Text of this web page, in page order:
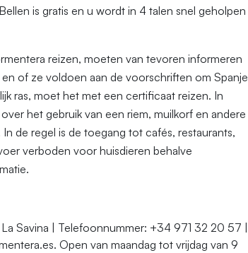
is gratis en u wordt in 4 talen snel geholpen
reizen, moeten van tevoren informeren
of ze voldoen aan de voorschriften om Spanje
ras, moet het met een certificaat reizen. In
het gebruik van een riem, muilkorf en andere
de regel is de toegang tot cafés, restaurants,
verboden voor huisdieren behalve
Savina | Telefoonnummer: +34 971 32 20 57 |
Open van maandag tot vrijdag van 9